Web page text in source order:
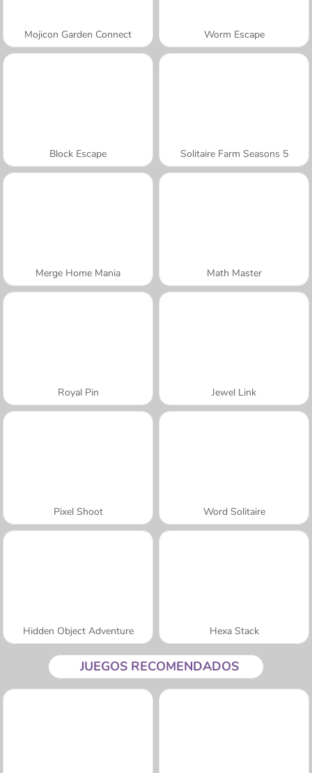
Mojicon Garden Connect Worm Escape
Block Escape Solitaire Farm Seasons 5
Merge Home Mania Math Master
Royal Pin Jewel Link
Pixel Shoot Word Solitaire
Hidden Object Adventure Hexa Stack
JUEGOS RECOMENDADOS